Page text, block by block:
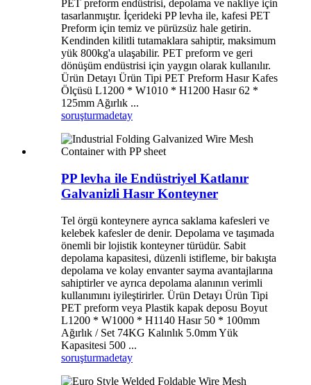
PET preform endüstrisi, depolama ve nakliye için
tasarlanmıştır. İçerideki PP levha ile, kafesi PET
Preform için temiz ve pürüzsüz hale getirin.
Kendinden kilitli tutamaklara sahiptir, maksimum
yük 800kg'a ulaşabilir. PET preform ve geri
dönüşüm endüstrisi için yaygın olarak kullanılır.
Ürün Detayı Ürün Tipi PET Preform Hasır Kafes
Ölçüsü L1200 * W1010 * H1200 Hasır 62 *
125mm Ağırlık ...
soruşturmadetay
PP levha ile Endüstriyel Katlanır
Galvanizli Hasır Konteyner
Tel örgü konteynere ayrıca saklama kafesleri ve
kelebek kafesler de denir. Depolama ve taşımada
önemli bir lojistik konteyner türüdür. Sabit
depolama kapasitesi, düzenli istifleme, bir bakışta
depolama ve kolay envanter sayma avantajlarına
sahiptirler ve ayrıca depolama alanının verimli
kullanımını iyileştirirler. Ürün Detayı Ürün Tipi
PET preform veya Plastik kapak deposu Boyut
L1200 * W1000 * H1140 Hasır 50 * 100mm
Ağırlık / Set 74KG Kalınlık 5.0mm Yük
Kapasitesi 500 ...
soruşturmadetay